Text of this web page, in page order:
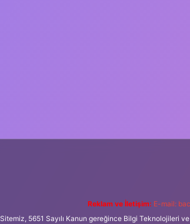
Reklam ve İletişim: E-mail:
Sitemiz, 5651 Sayılı Kanun gereğince Bilgi Teknolojileri